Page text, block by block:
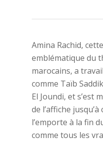
Amina Rachid,
emblématique du
marocains, a
comme Taïb
El Joundi, et s’est
de l’affiche
l’emporte à la fin
comme tous les